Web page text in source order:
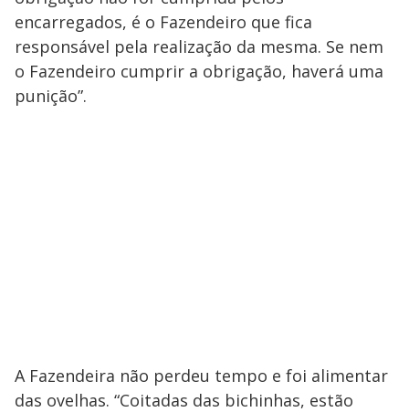
encarregados, é o Fazendeiro que fica
responsável pela realização da mesma. Se nem
o Fazendeiro cumprir a obrigação, haverá uma
punição”.
A Fazendeira não perdeu tempo e foi alimentar
das ovelhas. “Coitadas das bichinhas, estão